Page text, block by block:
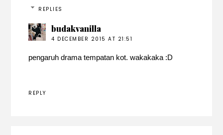
REPLIES
budakvanilla
4 DECEMBER 2015 AT 21:51
pengaruh drama tempatan kot. wakakaka :D
REPLY